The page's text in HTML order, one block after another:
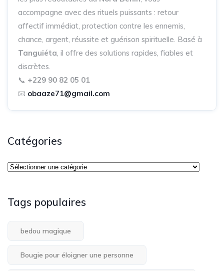
accompagne avec des rituels puissants : retour
affectif immédiat, protection contre les ennemis,
chance, argent, réussite et guérison spirituelle. Basé à
Tanguiéta, il offre des solutions rapides, fiables et
discrètes.
📞 +229 90 82 05 01
📧 obaaze71@gmail.com
Catégories
Tags populaires
bedou magique
Bougie pour éloigner une personne